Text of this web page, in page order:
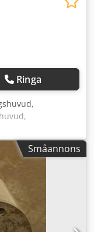
Ringa
planhuvud,
ER MEX C-H,
Dsdju S Tc
mm -Vikt: 8,3
Småannons